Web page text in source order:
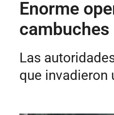
Enorme
Las
que invadieron